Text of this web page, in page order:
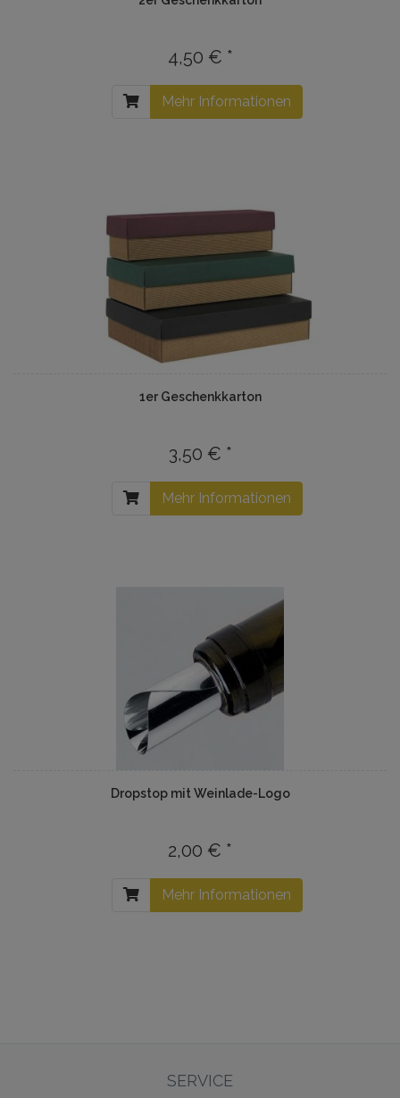
4,50 € *
Mehr Informationen
1er Geschenkkarton
3,50 € *
Mehr Informationen
Dropstop mit Weinlade-Logo
2,00 € *
Mehr Informationen
SERVICE